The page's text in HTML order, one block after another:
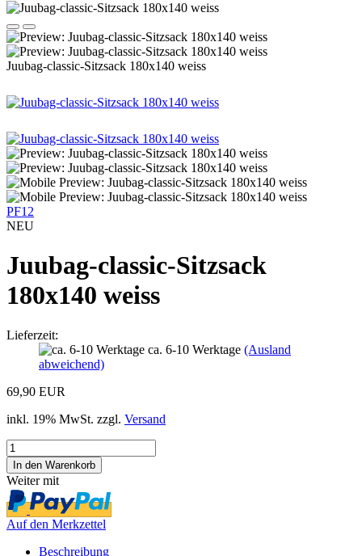
Juubag-classic-Sitzsack 180x140 weiss
PF12
NEU
Juubag-classic-Sitzsack
180x140 weiss
Lieferzeit:
ca. 6-10 Werktage (Ausland
abweichend)
69,90 EUR
inkl. 19% MwSt. zzgl. Versand
Weiter mit
Auf den Merkzettel
Beschreibung